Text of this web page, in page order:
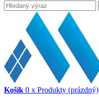
Košík 0 x Produkty (prázdný)